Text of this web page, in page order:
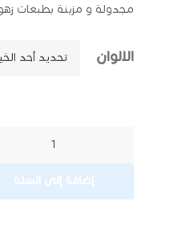
مجدولة و مزينة بطبعات
الالوان
إضافة إلى السلة